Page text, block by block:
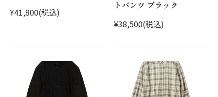
¥41,800(税込)
トパンツ ブラック
¥38,500(税込)